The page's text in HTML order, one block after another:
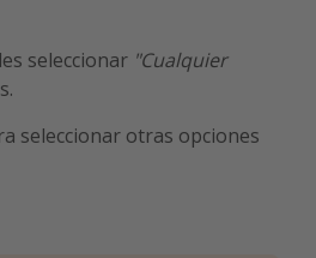
seleccionar "Cualquier
seleccionar otras opciones